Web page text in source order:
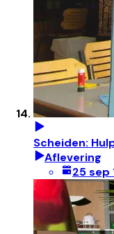
Scheiden:
Aflevering
25 sep